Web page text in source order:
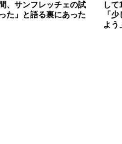
、サンフレッチェの試
た」と語る裏にあった
して
「
よう